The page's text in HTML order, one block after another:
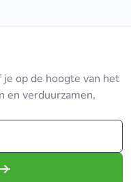
op de hoogte van het
en verduurzamen,